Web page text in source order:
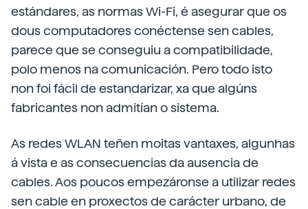
estándares, as normas Wi-Fi, é asegurar que os
dous computadores conéctense sen cables,
parece que se conseguiu a compatibilidade,
polo menos na comunicación. Pero todo isto
non foi fácil de estandarizar, xa que algúns
fabricantes non admitían o sistema.
As redes WLAN teñen moitas vantaxes, algunhas
á vista e as consecuencias da ausencia de
cables. Aos poucos empezáronse a utilizar redes
sen cable en proxectos de carácter urbano, de